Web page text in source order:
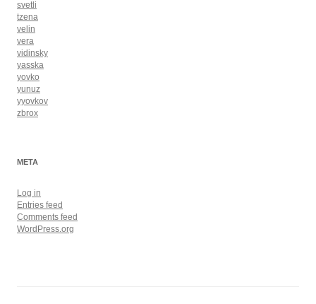
svetli
tzena
velin
vera
vidinsky
yasska
yovko
yunuz
yyovkov
zbrox
META
Log in
Entries feed
Comments feed
WordPress.org